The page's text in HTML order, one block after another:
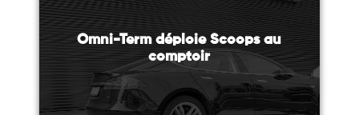
Omni-Term déploie Scoops au
comptoir